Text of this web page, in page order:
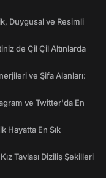
Duygusal ve Resimli
de Çil Çil Altınlarda
ve Şifa Alanları:
ve Twitter'da En
Hayatta En Sık
Tavlası Diziliş Şekilleri